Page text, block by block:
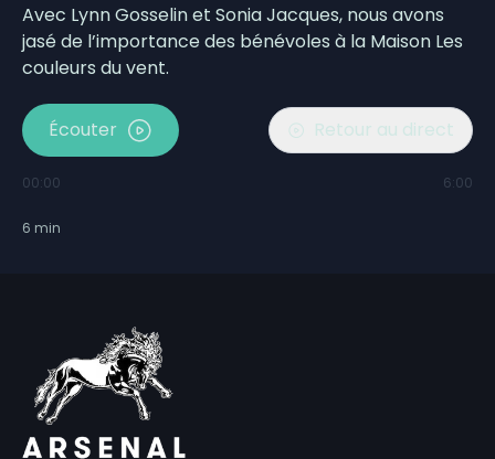
Avec Lynn Gosselin et Sonia Jacques, nous avons
jasé de l’importance des bénévoles à la Maison Les
couleurs du vent.
Écouter Retour au direct
00:00 6:00
6 min